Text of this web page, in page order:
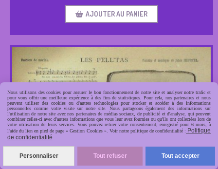
AJOUTER AU PANIER
Nous utilisons des cookies pour assurer le bon fonctionnement de notre site et analyser notre trafic et
pour vous offrir une meilleure expérience à des fins de statistiques. Pour cela, nos partenaires et nous
peuvent utiliser des cookies ou d'autres technologies pour stocker et accéder à des informations
personnelles comme votre visite sur notre site. Nous partageons également des informations sur
l'utilisation de notre site avec nos partenaires de médias sociaux, de publicité et d'analyse, qui peuvent
combiner celles-ci avec d'autres informations que vous leur avez fournies ou qu'ils ont collectées lors de
votre utilisation de leurs services. Vous pouvez retirer votre consentement, enregistré pour 6 mois, à
l'aide du lien en pied de page « Gestion Cookies ». Voir notre politique de confidentialité : Politique
de confidentialité
Personnaliser Tout refuser Tout accepter